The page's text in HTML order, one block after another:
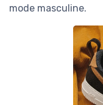
mode masculine.